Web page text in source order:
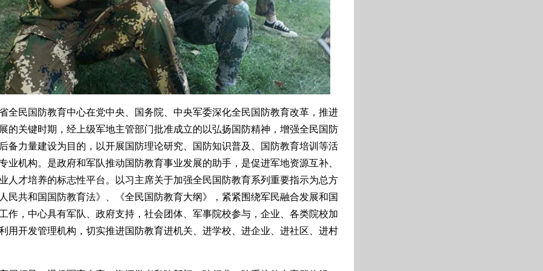
全民国防教育中心在党中央、国务院、中央军委深化全民国防教育改革，推进
的关键时期，经上级军地主管部门批准成立的以弘扬国防精神，增强全民国防
备力量建设为目的，以开展国防理论研究、国防知识普及、国防教育培训等活
业机构。是政府和军队推动国防教育事业发展的助手，是促进军地资源互补、
人才培养的标志性平台。以习主席关于加强全民国防教育系列重要指示为总方
民共和国国防教育法》、《全民国防教育大纲》，紧紧围绕军民融合发展和国
作，中心具有军队、政府支持，社会团体、军事院校参与，企业、各类院校加
用开发管理机构，切实推进国防教育进机关、进学校、进企业、进社区、进村